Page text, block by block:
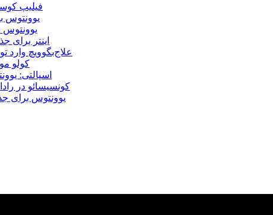
فیلیپ
یوونتوس
یوونتوس
اینتر
علاج‌بگوویچ
کولو
اسپالتی:
کونسیسائو در
یوونتوس برای